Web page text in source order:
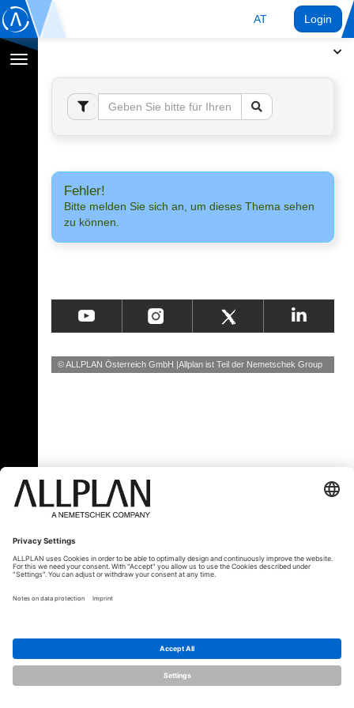
AT Login
Navigation
umschalten
Fehler!
Bitte melden Sie sich an, um dieses Thema sehen
zu können.
© ALLPLAN Österreich GmbH Allplan ist Teil der Nemetschek Group